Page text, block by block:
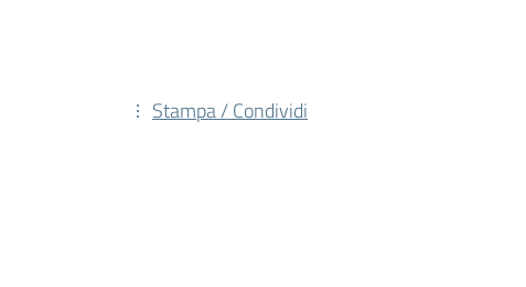
Stampa / Condividi